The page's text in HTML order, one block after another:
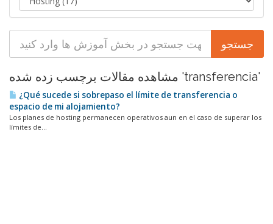
مشاهده مقالات برچسب زده شده 'transferencia'
¿Qué sucede si sobrepaso el límite de transferencia o
espacio de mi alojamiento?
Los planes de hosting permanecen operativos aun en el caso de superar los
límites de...